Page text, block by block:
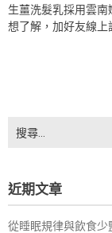
生薑洗髮乳採用雲
想了解，加好友線上
尋
字:
近期文章
從睡眠規律與飲食